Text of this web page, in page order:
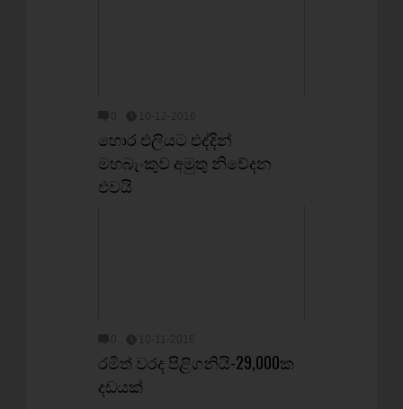
හොර එලියට එද්දින්
මහබැංකුව අමුතු නිවේදන
එවයි
රමිත් වරද පිළිගනියි-29,000ක
දඩයක්